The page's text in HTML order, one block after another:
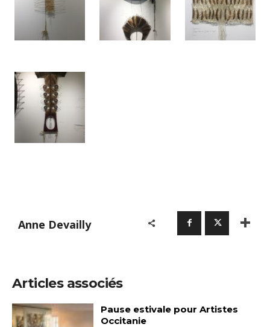
Anne Devailly
Articles associés
Pause estivale pour Artistes
Occitanie